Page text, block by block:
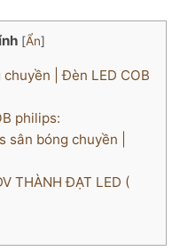
[Ẩn]
| Đèn LED COB
philips:
bóng chuyền |
THÀNH ĐẠT LED (